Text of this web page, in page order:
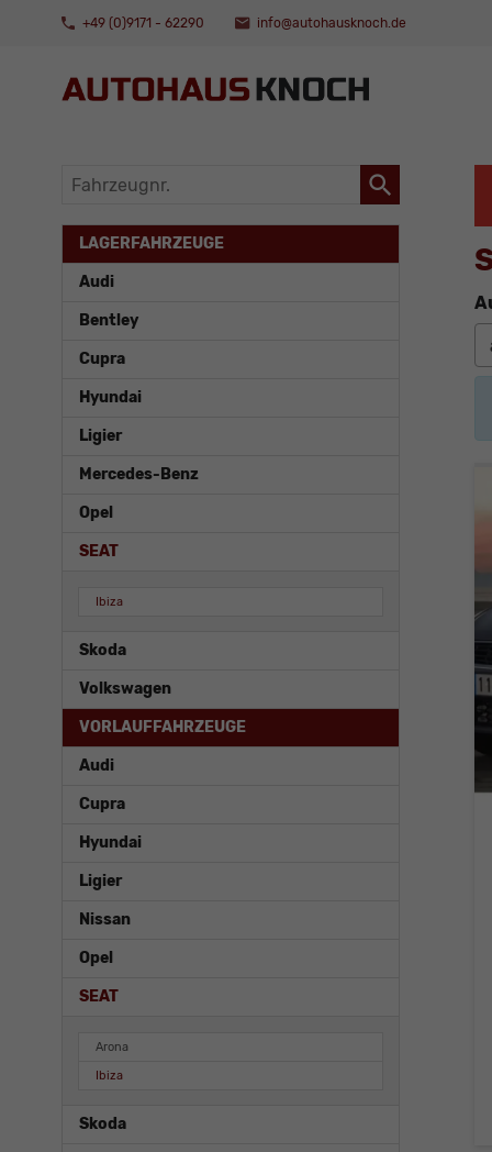
+49 (0)9171 - 62290 info@autohausknoch.de
Fahrzeugnr.
LAGERFAHRZEUGE
Audi
Bentley
Cupra
Hyundai
Ligier
Mercedes-Benz
Opel
SEAT
Ibiza
Skoda
Volkswagen
VORLAUFFAHRZEUGE
Audi
Cupra
Hyundai
Ligier
Nissan
Opel
SEAT
Arona
Ibiza
Skoda